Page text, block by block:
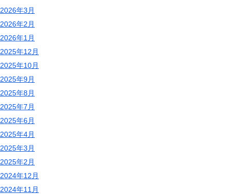
2026年3月
2026年2月
2026年1月
2025年12月
2025年10月
2025年9月
2025年8月
2025年7月
2025年6月
2025年4月
2025年3月
2025年2月
2024年12月
2024年11月